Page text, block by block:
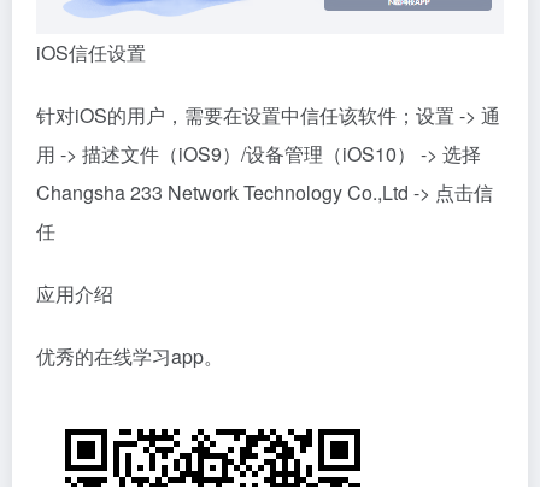
iOS信任设置
针对iOS的用户，需要在设置中信任该软件；设置 -> 通
用 -> 描述文件（iOS9）/设备管理（iOS10） -> 选择
Changsha 233 Network Technology Co.,Ltd -> 点击信
任
应用介绍
优秀的在线学习app。